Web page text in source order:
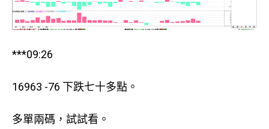
***09:26
16963 -76 下跌七十多點。
多單兩碼，試試看。